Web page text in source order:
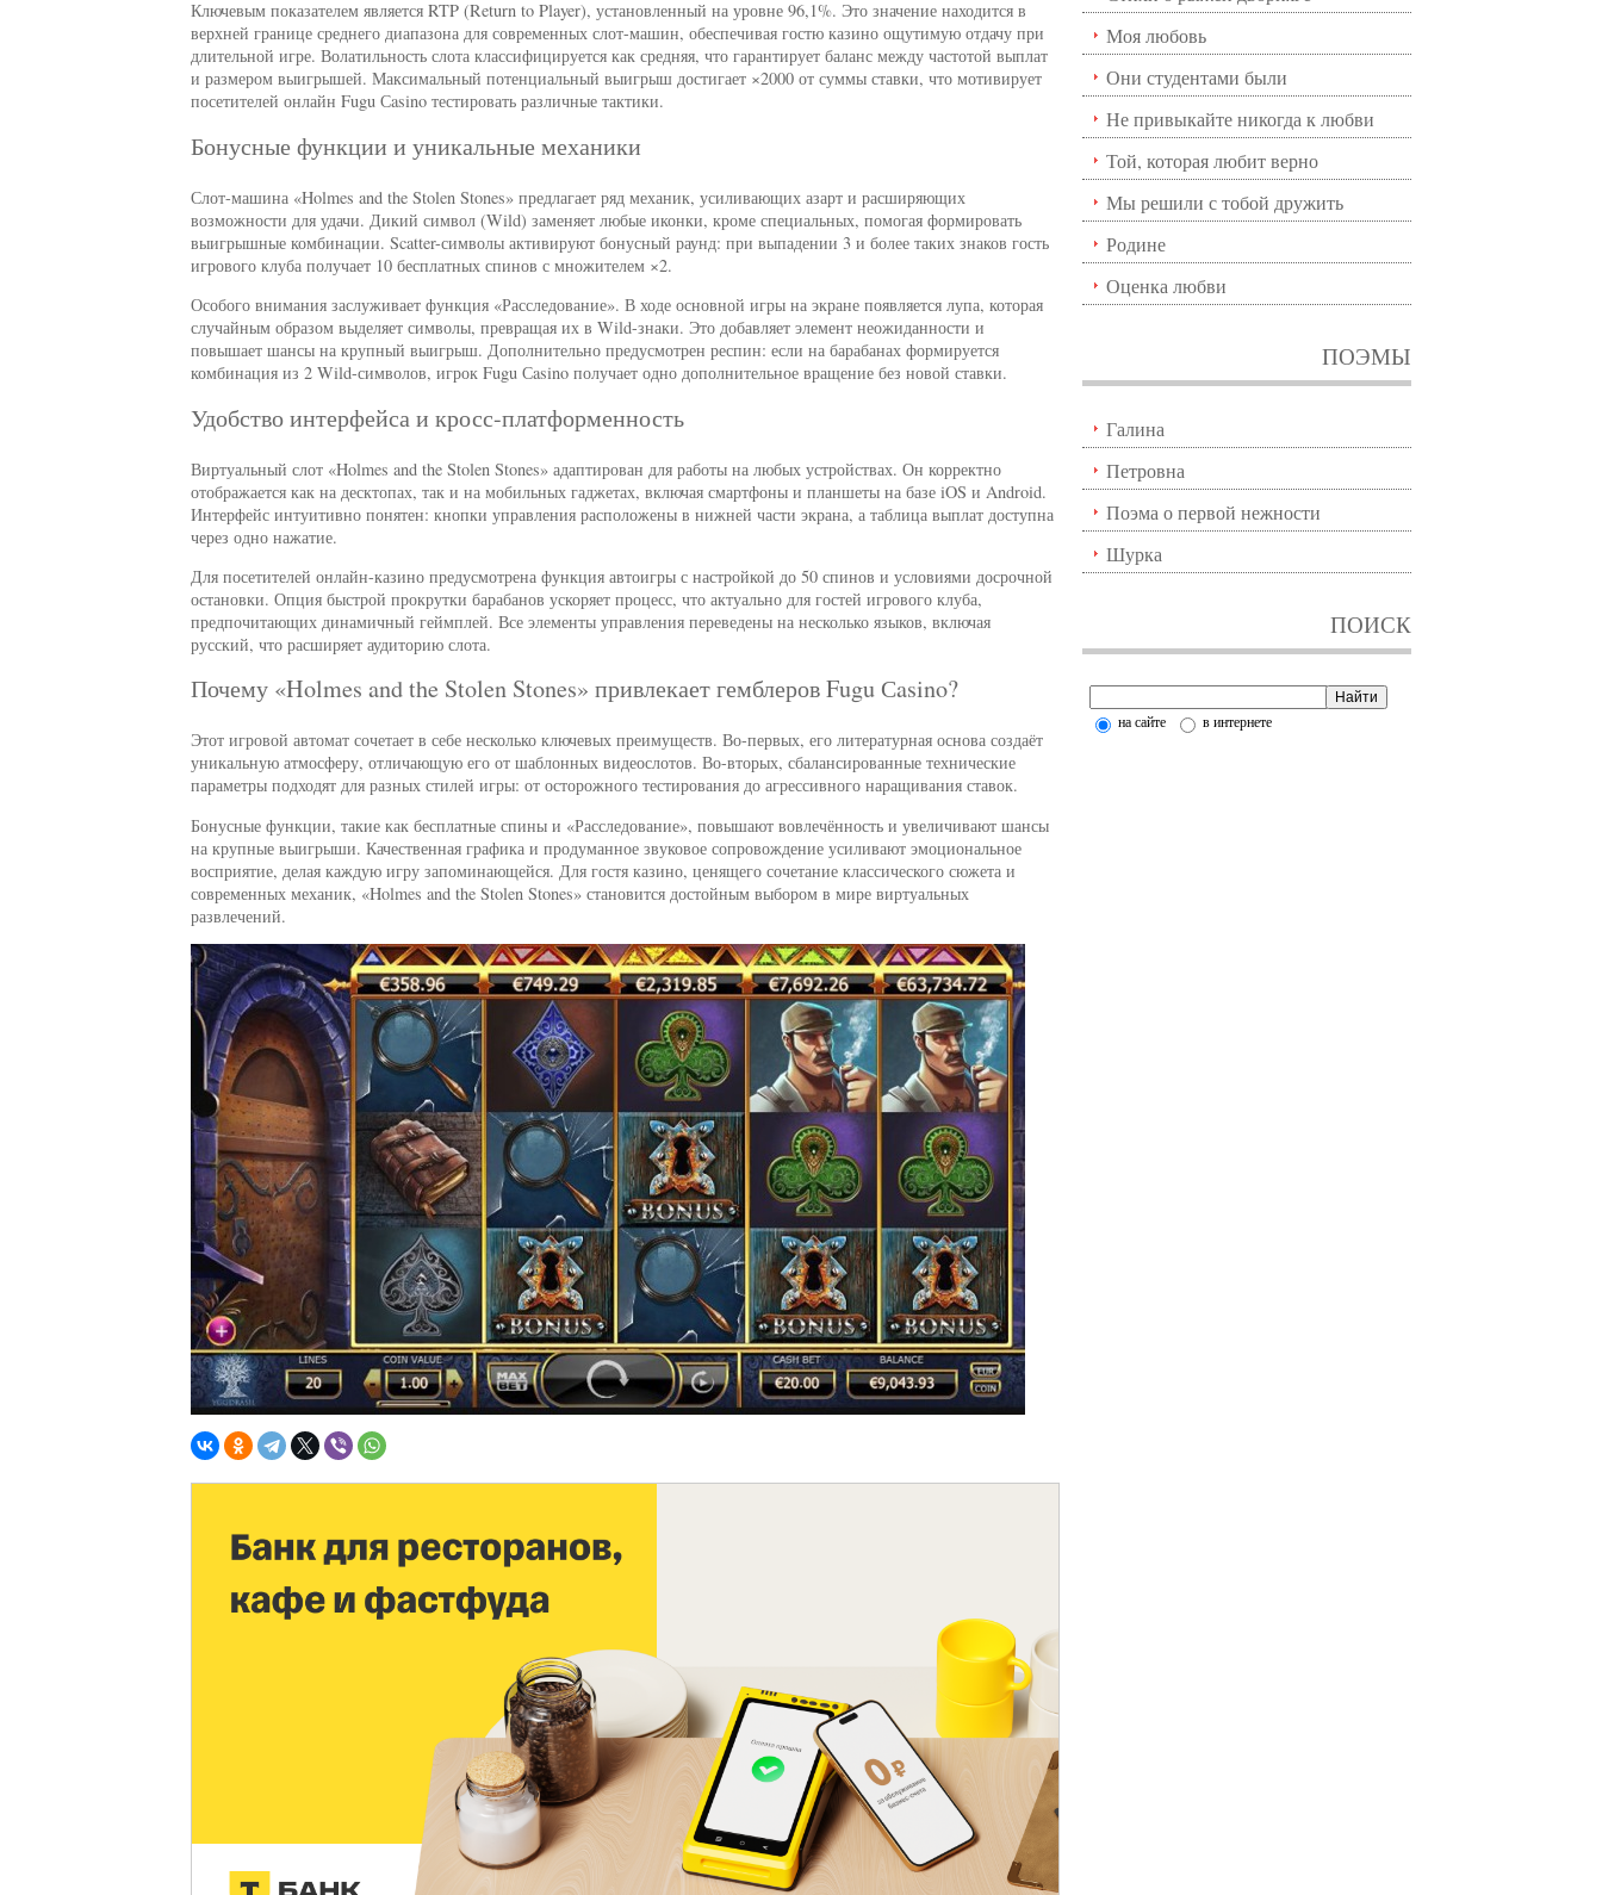
Моя любовь
Они студентами были
Не привыкайте никогда к любви
Той, которая любит верно
Мы решили с тобой дружить
Родине
Оценка любви
ПОЭМЫ
Галина
Петровна
Поэма о первой нежности
Шурка
ПОИСК
на сайте в интернете
Ключевым показателем является RTP (Return to Player), установленный на уровне 96,1%. Это значение находится в
верхней границе среднего диапазона для современных слот-машин, обеспечивая гостю казино ощутимую отдачу при
длительной игре. Волатильность слота классифицируется как средняя, что гарантирует баланс между частотой выплат
и размером выигрышей. Максимальный потенциальный выигрыш достигает ×2000 от суммы ставки, что мотивирует
посетителей онлайн Fugu Сasino тестировать различные тактики.
Бонусные функции и уникальные механики
Слот-машина «Holmes and the Stolen Stones» предлагает ряд механик, усиливающих азарт и расширяющих
возможности для удачи. Дикий символ (Wild) заменяет любые иконки, кроме специальных, помогая формировать
выигрышные комбинации. Scatter-символы активируют бонусный раунд: при выпадении 3 и более таких знаков гость
игрового клуба получает 10 бесплатных спинов с множителем ×2.
Особого внимания заслуживает функция «Расследование». В ходе основной игры на экране появляется лупа, которая
случайным образом выделяет символы, превращая их в Wild-знаки. Это добавляет элемент неожиданности и
повышает шансы на крупный выигрыш. Дополнительно предусмотрен респин: если на барабанах формируется
комбинация из 2 Wild-символов, игрок Fugu Сasino получает одно дополнительное вращение без новой ставки.
Удобство интерфейса и кросс-платформенность
Виртуальный слот «Holmes and the Stolen Stones» адаптирован для работы на любых устройствах. Он корректно
отображается как на десктопах, так и на мобильных гаджетах, включая смартфоны и планшеты на базе iOS и Android.
Интерфейс интуитивно понятен: кнопки управления расположены в нижней части экрана, а таблица выплат доступна
через одно нажатие.
Для посетителей онлайн-казино предусмотрена функция автоигры с настройкой до 50 спинов и условиями досрочной
остановки. Опция быстрой прокрутки барабанов ускоряет процесс, что актуально для гостей игрового клуба,
предпочитающих динамичный геймплей. Все элементы управления переведены на несколько языков, включая
русский, что расширяет аудиторию слота.
Почему «Holmes and the Stolen Stones» привлекает гемблеров Fugu Сasino?
Этот игровой автомат сочетает в себе несколько ключевых преимуществ. Во-первых, его литературная основа создаёт
уникальную атмосферу, отличающую его от шаблонных видеослотов. Во-вторых, сбалансированные технические
параметры подходят для разных стилей игры: от осторожного тестирования до агрессивного наращивания ставок.
Бонусные функции, такие как бесплатные спины и «Расследование», повышают вовлечённость и увеличивают шансы
на крупные выигрыши. Качественная графика и продуманное звуковое сопровождение усиливают эмоциональное
восприятие, делая каждую игру запоминающейся. Для гостя казино, ценящего сочетание классического сюжета и
современных механик, «Holmes and the Stolen Stones» становится достойным выбором в мире виртуальных
развлечений.